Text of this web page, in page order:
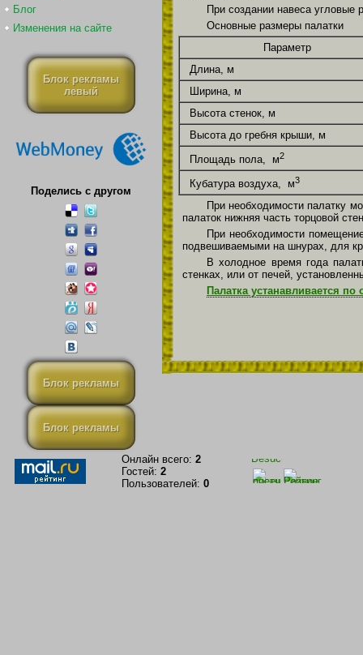
Блог
Изменения на сайте
Блок рекламы
левый
Поделись с другом
Блок рекламы
Блок рекламы
При создании навеса угловые
Основные размеры палатки
Параметр
Длина, м
Ширина, м
Высота стенок, м
Высота до гребня крыши, м
Площадь пола, м2
Кубатура воздуха, м3
При необходимости палатку
палаток нижняя часть торцовой
При необходимости
подвешиваемыми на шнурах, для
В холодное время года
стенках, или от печей,
Палатка устанавливается по
Онлайн всего: 2
Гостей: 2
Пользователей: 0